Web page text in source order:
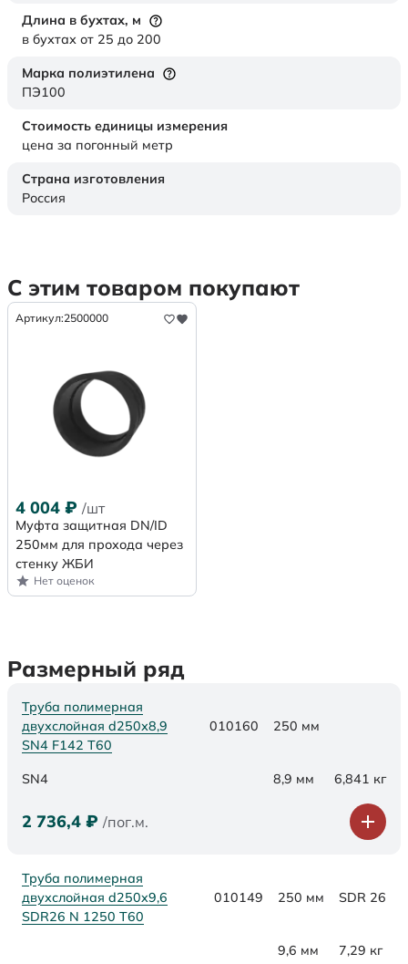
Длина в бухтах, м
в бухтах от 25 до 200
Марка полиэтилена
ПЭ100
Стоимость единицы измерения
цена за погонный метр
Страна изготовления
Россия
С этим товаром покупают
Артикул:2500000
4 004 ₽ /шт
Муфта защитная DN/ID
250мм для прохода через
стенку ЖБИ
Нет оценок
Размерный ряд
Труба полимерная
двухслойная d250х8,9
SN4 F142 Т60
010160 250 мм
SN4 8,9 мм 6,841 кг
2 736,4 ₽ /пог.м.
Труба полимерная
двухслойная d250x9,6
SDR26 N 1250 Т60
010149 250 мм SDR 26
9,6 мм 7,29 кг